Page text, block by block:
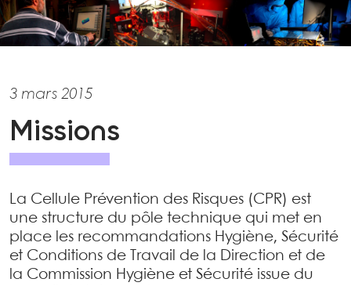
3 mars 2015
Missions
La Cellule Prévention des Risques (CPR) est
une structure du pôle technique qui met en
place les recommandations Hygiène, Sécurité
et Conditions de Travail de la Direction et de
la Commission Hygiène et Sécurité issue du